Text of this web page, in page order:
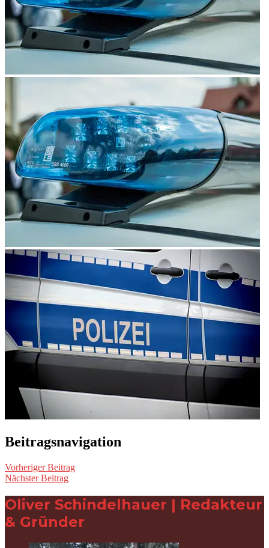
Beitragsnavigation
Vorheriger Beitrag
Nächster Beitrag
Oliver Schindelhauer | Redakteur
& Gründer